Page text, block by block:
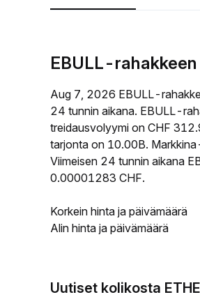
EBULL-
Aug 7, 2026 EBULL-
24 tunnin aikana. EBULL-
treidausvolyymi on CHF
tarjonta on 10.00B.
Viimeisen 24 tunnin aikana
0.00001283 CHF.
Korkein hinta ja päivämäärä
Alin hinta ja päivämäärä
Uutiset kolikosta